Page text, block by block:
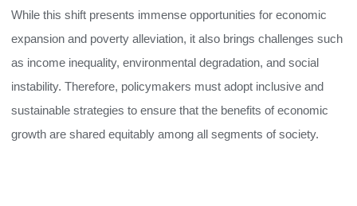
While this shift presents immense opportunities for economic
expansion and poverty alleviation, it also brings challenges such
as income inequality, environmental degradation, and social
instability. Therefore, policymakers must adopt inclusive and
sustainable strategies to ensure that the benefits of economic
growth are shared equitably among all segments of society.